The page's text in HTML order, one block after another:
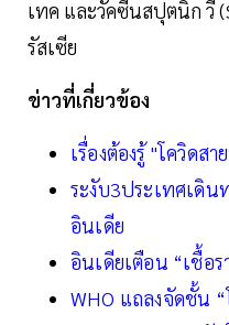
เทค และวัคซีนสปุตนิก วี
รัสเซีย
ข่าวที่เกี่ยวข้อง
เรื่องต้องรู้ "โควิดส
ระงับ3ประเทศเดิน
อินเดีย
อินเดียเตือน “เชื้อ
WHO แถลงจัดชั้น